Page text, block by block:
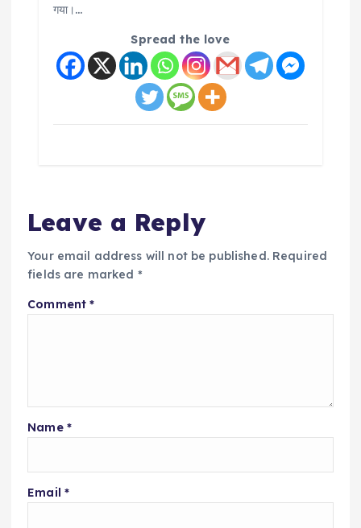
गया।…
Spread the love
Leave a Reply
Your email address will not be published. Required
fields are marked *
Comment*
Name *
Email *